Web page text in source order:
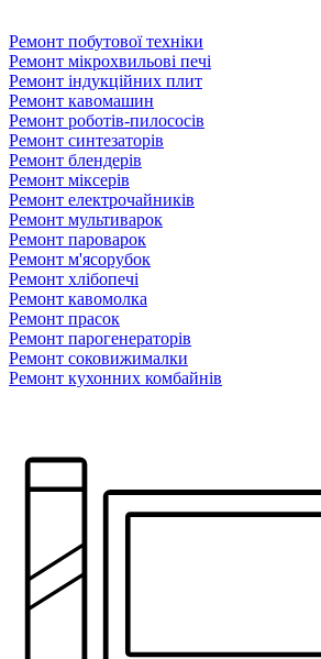
Ремонт побутової техніки
Ремонт мікрохвильові печі
Ремонт індукційних плит
Ремонт кавомашин
Ремонт роботів-пилососів
Ремонт синтезаторів
Ремонт блендерiв
Ремонт мiксерiв
Ремонт електрочайників
Ремонт мультиварок
Ремонт пароварок
Ремонт м'ясорубок
Ремонт хлiбопечi
Ремонт кавомолка
Ремонт прасок
Ремонт парогенераторiв
Ремонт соковижималки
Ремонт кухонних комбайнів